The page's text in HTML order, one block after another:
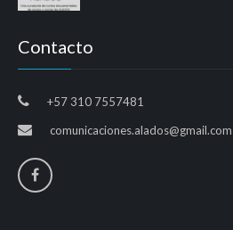
Contacto
+57 310 7557481
comunicaciones.alados@gmail.com